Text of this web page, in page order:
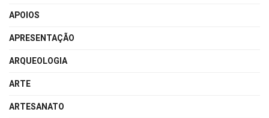
APOIOS
APRESENTAÇÃO
ARQUEOLOGIA
ARTE
ARTESANATO